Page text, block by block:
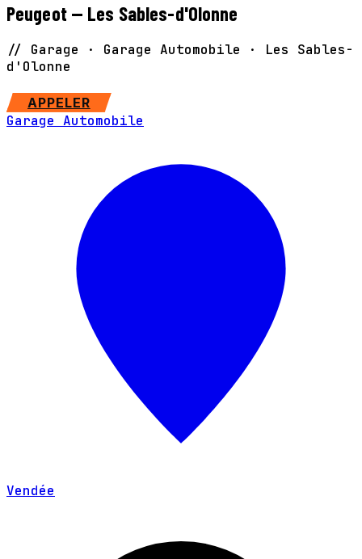
Peugeot — Les Sables-d'Olonne
// Garage · Garage Automobile · Les Sables-
d'Olonne
APPELER
Garage Automobile
Vendée